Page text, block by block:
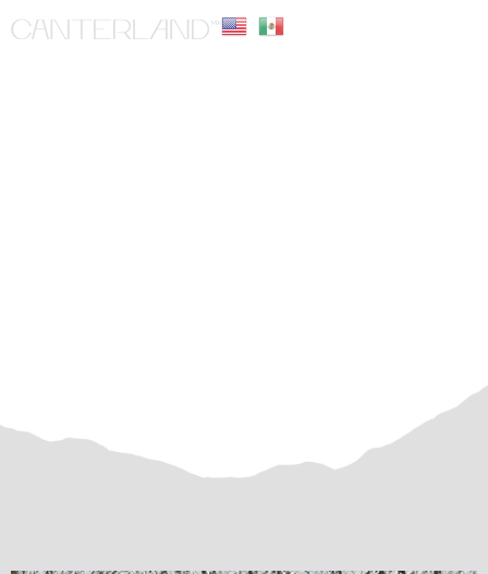
CREMA VENECIA